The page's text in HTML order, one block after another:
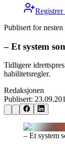
Registrer
Publisert for nesten
– Et system
Tidligere
habilitetsregler.
Redaksjonen
Publisert:
– Et system